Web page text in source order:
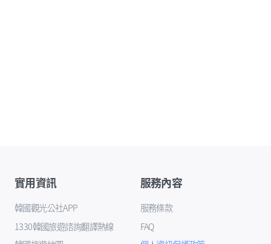
實用資訊
韓國觀光公社APP
1330韓國旅遊諮詢翻譯熱線
服務內容
服務條款
FAQ